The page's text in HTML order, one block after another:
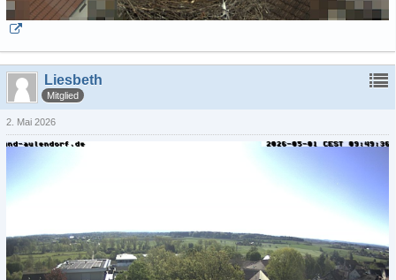
Liesbeth
Mitglied
2. Mai 2026